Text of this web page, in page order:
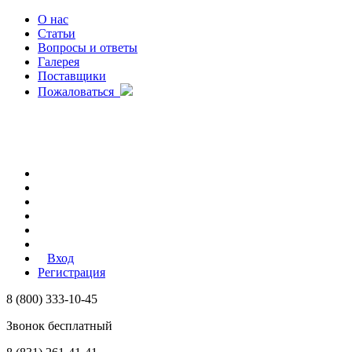
О нас
Статьи
Вопросы и ответы
Галерея
Поставщики
Пожаловаться
Вход
Регистрация
8 (800) 333-10-45
Звонок бесплатный